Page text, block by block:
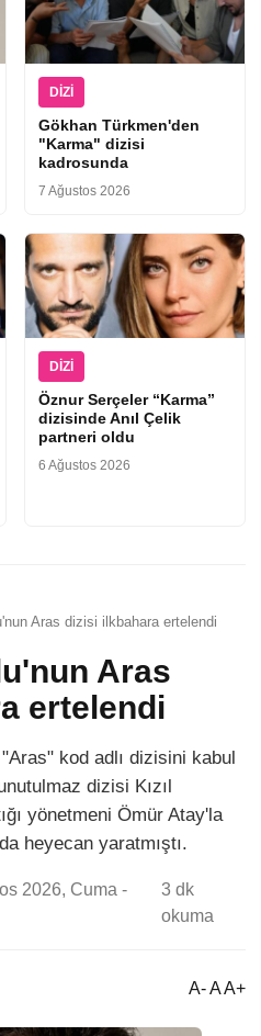
DIZI
Gökhan Türkmen'den
"Karma" dizisi
kadrosunda
7 Ağustos 2026
DIZI
Öznur Serçeler “Karma”
dizisinde Anıl Çelik
partneri oldu
6 Ağustos 2026
Aras dizisi ilkbahara ertelendi
Aras
ertelendi
kod adlı dizisini kabul
dizisi Kızıl
yönetmeni Ömür Atay'la
heyecan yaratmıştı.
2026, Cuma -
3 dk
okuma
A- A A+